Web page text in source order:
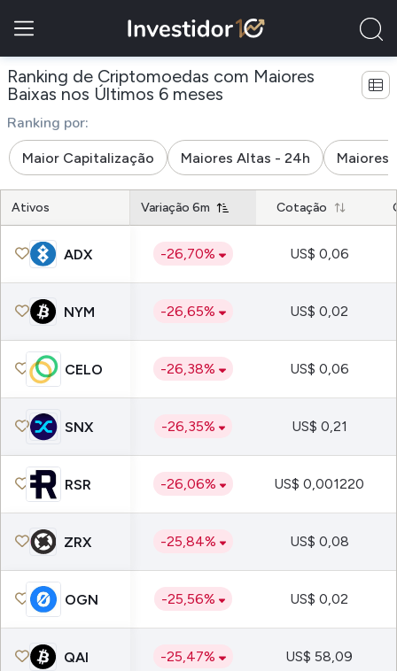
Ranking de Criptomoedas com Maiores
Baixas nos Últimos 6 meses
Ranking por:
Maior Capitalização Maiores Altas - 24h Maiores
Ativos Variação 6m Cotação
ADX -26,70% US$ 0,06
NYM -26,65% US$ 0,02
CELO -26,38% US$ 0,06
SNX -26,35% US$ 0,21
RSR -26,06% US$ 0,001220
ZRX -25,84% US$ 0,08
OGN -25,56% US$ 0,02
QAI -25,47% US$ 58,09